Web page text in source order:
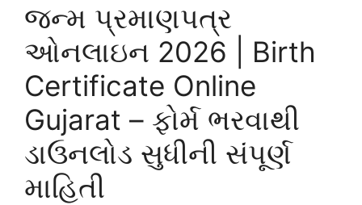
જન્મ પ્રમાણપત્ર
ઓનલાઇન 2026 | Birth
Certificate Online
Gujarat – ફોર્મ ભરવાથી
ડાઉનલોડ સુધીની સંપૂર્ણ
માહિતી